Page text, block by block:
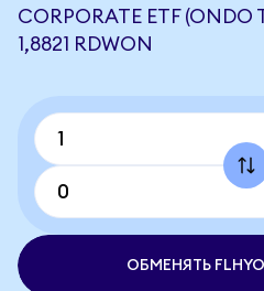
CORPORATE ETF
1,8821 RDWON
ОБМЕНЯТЬ